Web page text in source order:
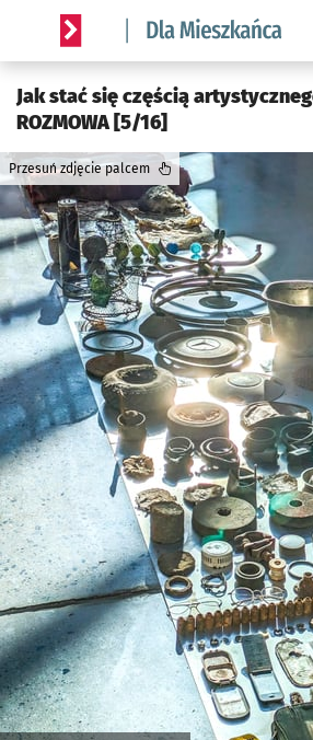
Serwis informacyjny wroclaw.pl
Jak stać się częścią
ROZMOWA [5/16]
Przesuń zdjęcie palcem